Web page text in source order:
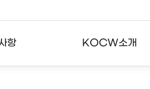
항 KOCW소개